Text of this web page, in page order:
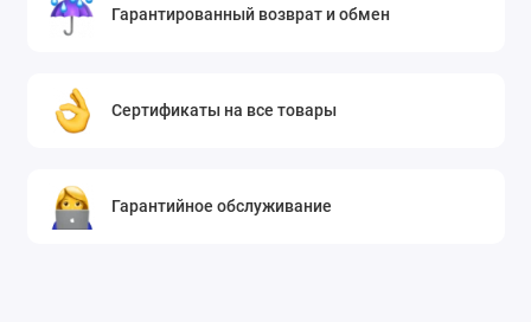
Гарантированный возврат и обмен
Сертификаты на все товары
Гарантийное обслуживание